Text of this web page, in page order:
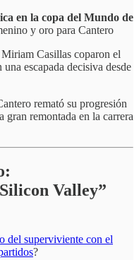
en la copa del Mundo de
y oro para Cantero
Casillas coparon el
escapada decisiva desde
remató su progresión
gran remontada en la carrera
Valley”
del superviviente con el
?